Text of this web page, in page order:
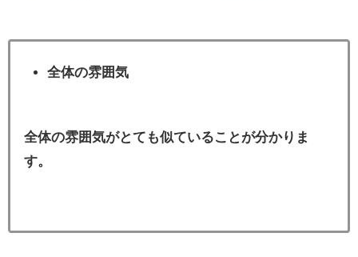
全体の雰囲気
全体の雰囲気がとても似ていることが分かりま
す。